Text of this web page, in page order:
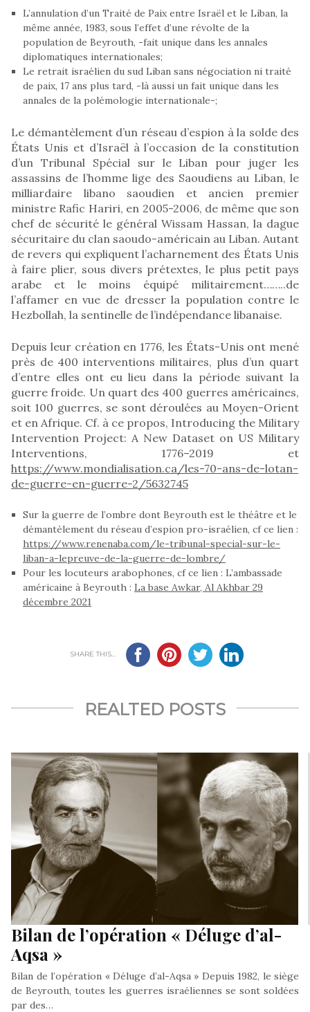
L’annulation d’un Traité de Paix entre Israël et le Liban, la
même année, 1983, sous l’effet d’une révolte de la
population de Beyrouth, -fait unique dans les annales
diplomatiques internationales;
Le retrait israélien du sud Liban sans négociation ni traité
de paix, 17 ans plus tard, -là aussi un fait unique dans les
annales de la polémologie internationale-;
Le démantèlement d’un réseau d’espion à la solde des
États Unis et d’Israël à l’occasion de la constitution
d’un Tribunal Spécial sur le Liban pour juger les
assassins de l’homme lige des Saoudiens au Liban, le
milliardaire libano saoudien et ancien premier
ministre Rafic Hariri, en 2005-2006, de même que son
chef de sécurité le général Wissam Hassan, la dague
sécuritaire du clan saoudo-américain au Liban. Autant
de revers qui expliquent l’acharnement des États Unis
à faire plier, sous divers prétextes, le plus petit pays
arabe et le moins équipé militairement……..de
l’affamer en vue de dresser la population contre le
Hezbollah, la sentinelle de l’indépendance libanaise.
Depuis leur création en 1776, les États-Unis ont mené
près de 400 interventions militaires, plus d’un quart
d’entre elles ont eu lieu dans la période suivant la
guerre froide. Un quart des 400 guerres américaines,
soit 100 guerres, se sont déroulées au Moyen-Orient
et en Afrique. Cf. à ce propos, Introducing the Military
Intervention Project: A New Dataset on US Military
Interventions, 1776–2019 et
https://www.mondialisation.ca/les-70-ans-de-lotan-
de-guerre-en-guerre-2/5632745
Sur la guerre de l’ombre dont Beyrouth est le théâtre et le
démantèlement du réseau d’espion pro-israélien, cf ce lien :
https://www.renenaba.com/le-tribunal-special-sur-le-
liban-a-lepreuve-de-la-guerre-de-lombre/
Pour les locuteurs arabophones, cf ce lien : L’ambassade
américaine à Beyrouth : La base Awkar, Al Akhbar 29
décembre 2021
SHARE THIS...
REALTED POSTS
Bilan de l’opération « Déluge d’al-
Aqsa »
Bilan de l’opération « Déluge d’al-Aqsa » Depuis 1982, le siège
de Beyrouth, toutes les guerres israéliennes se sont soldées
par des…